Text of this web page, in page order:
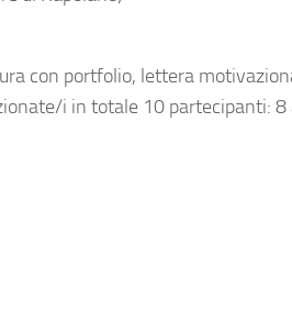
con portfolio, lettera
i in totale 10 partecipanti: